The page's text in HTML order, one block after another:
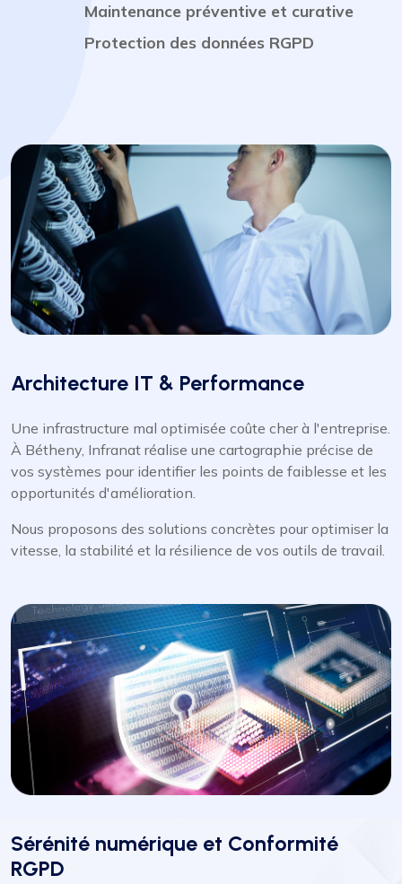
Maintenance préventive et curative
Protection des données RGPD
Architecture IT & Performance
Une infrastructure mal optimisée coûte cher à l'entreprise.
À Bétheny, Infranat réalise une cartographie précise de
vos systèmes pour identifier les points de faiblesse et les
opportunités d'amélioration.
Nous proposons des solutions concrètes pour optimiser la
vitesse, la stabilité et la résilience de vos outils de travail.
Sérénité numérique et Conformité
RGPD